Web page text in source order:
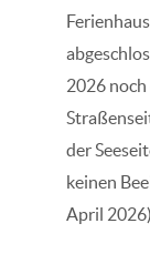
2026
der
keinen
April 2026)